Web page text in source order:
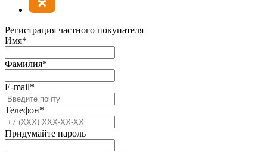
Регистрация частного покупателя
Имя*
Фамилия*
E-mail*
Телефон*
Придумайте пароль